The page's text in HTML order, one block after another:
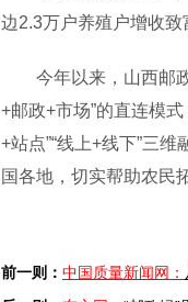
边2.3万户养殖户增收致
今年以来，山西邮政
+邮政+市场”的直连模
+站点”“线上+线下”三
国各地，切实帮助农民
中国质量新闻网：